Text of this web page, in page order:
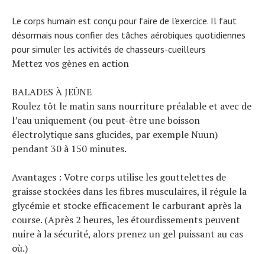
Le corps humain est conçu pour faire de l’exercice. Il faut
désormais nous confier des tâches aérobiques quotidiennes
pour simuler les activités de chasseurs-cueilleurs
Mettez vos gènes en action
BALADES À JEÛNE
Roulez tôt le matin sans nourriture préalable et avec de
l’eau uniquement (ou peut-être une boisson
électrolytique sans glucides, par exemple Nuun)
pendant 30 à 150 minutes.
Avantages : Votre corps utilise les gouttelettes de
graisse stockées dans les fibres musculaires, il régule la
glycémie et stocke efficacement le carburant après la
course. (Après 2 heures, les étourdissements peuvent
nuire à la sécurité, alors prenez un gel puissant au cas
où.)